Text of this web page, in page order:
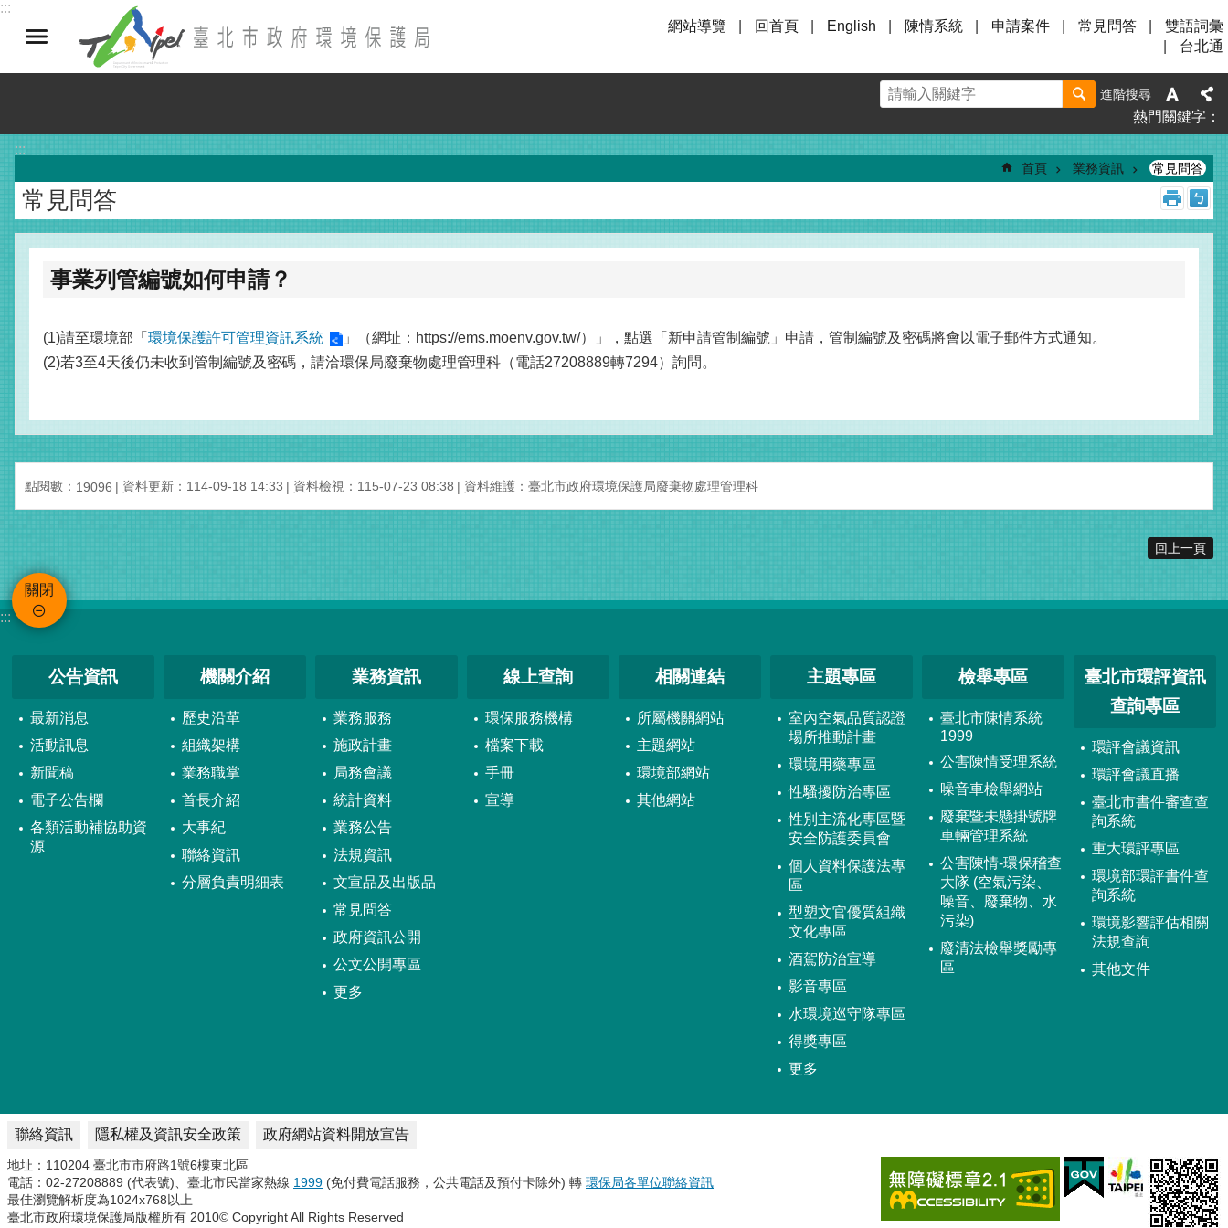
跳到主要內容區塊
:::
網站導覽
回首頁 English 陳情系統 申請案件 常見問答
雙語詞彙
台北通
進階搜尋
熱門關鍵字
:::
首頁 業務資訊 常見問答
常見問答
事業列管編號如何申請？
(1)請至環境部「 環境保護許可管理資訊系統
」（網址：https://ems.moenv.gov.tw/）」，點選「新申請管制編號」申請，管制編號及密碼將會以電子郵件方式通知。
(2)若3至4天後仍未收到管制編號及密碼，請洽環保局廢棄物處理管理科（電話27208889轉7294）詢問。
點閱數： 19096 資料更新：114-09-18 14:33 資料檢視：115-07-23 08:38 資料維護：臺北市政府環境保護局廢棄物處理管理科
回上一頁
關閉
:::
公告資訊
最新消息
活動訊息
新聞稿
電子公告欄
各類活動補協助資
源
機關介紹
歷史沿革
組織架構
業務職掌
首長介紹
大事紀
聯絡資訊
分層負責明細表
業務資訊
業務服務
施政計畫
局務會議
統計資料
業務公告
法規資訊
文宣品及出版品
常見問答
政府資訊公開
公文公開專區
更多
線上查詢
環保服務機構
檔案下載
手冊
宣導
相關連結
所屬機關網站
主題網站
環境部網站
其他網站
主題專區
室內空氣品質認證
場所推動計畫
環境用藥專區
性騷擾防治專區
性別主流化專區暨
安全防護委員會
個人資料保護法專
區
型塑文官優質組織
文化專區
酒駕防治宣導
影音專區
水環境巡守隊專區
得獎專區
更多
檢舉專區
臺北市陳情系統
1999
公害陳情受理系統
噪音車檢舉網站
廢棄暨未懸掛號牌
車輛管理系統
公害陳情-環保稽查
大隊 (空氣污染、
噪音、廢棄物、水
污染)
廢清法檢舉獎勵專
區
臺北市環評資訊
查詢專區
環評會議資訊
環評會議直播
臺北市書件審查查
詢系統
重大環評專區
環境部環評書件查
詢系統
環境影響評估相關
法規查詢
其他文件
聯絡資訊 隱私權及資訊安全政策 政府網站資料開放宣告
地址：110204 臺北市市府路1號6樓東北區
電話：02-27208889 (代表號)、臺北市民當家熱線 1999 (免付費電話服務，公共電話及預付卡除外) 轉 環保局各單位聯絡資訊
最佳瀏覽解析度為1024x768以上
臺北市政府環境保護局版權所有 2010© Copyright All Rights Reserved